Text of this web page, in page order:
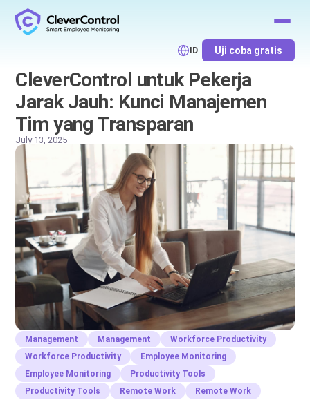
ID Uji coba gratis
CleverControl untuk Pekerja
Jarak Jauh: Kunci Manajemen
Tim yang Transparan
July 13, 2025
Management Management
Workforce Productivity
Workforce Productivity
Employee Monitoring
Employee Monitoring
Productivity Tools
Productivity Tools
Remote Work Remote Work